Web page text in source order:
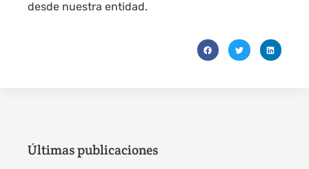
desde nuestra entidad.
Últimas publicaciones